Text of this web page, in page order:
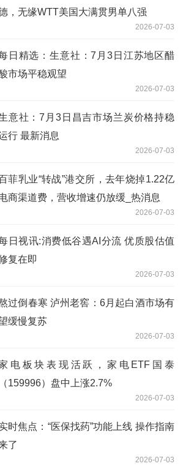
，无缘WTT美国大满贯男单八强
2026-07-03
日精选：生意社：7月3日江苏地区醋
市场平稳观望
2026-07-03
意社：7月3日昌吉市场兰炭价格持稳
行 最新消息
2026-07-03
菲乳业“转战”港交所，去年烧掉1.22亿
商渠道费，营收增速仍放缓_热消息
2026-07-03
日视讯:消费低谷遇AI分流 优质股估值
复在即
2026-07-03
过倒春寒 泸州老窖：6月起白酒市场有
缓慢复苏
2026-07-03
电板块表现活跃，家电ETF国泰
（159996）盘中上涨2.7%
2026-07-03
时焦点：“医保找药”功能上线 操作指南
了
2026-07-03